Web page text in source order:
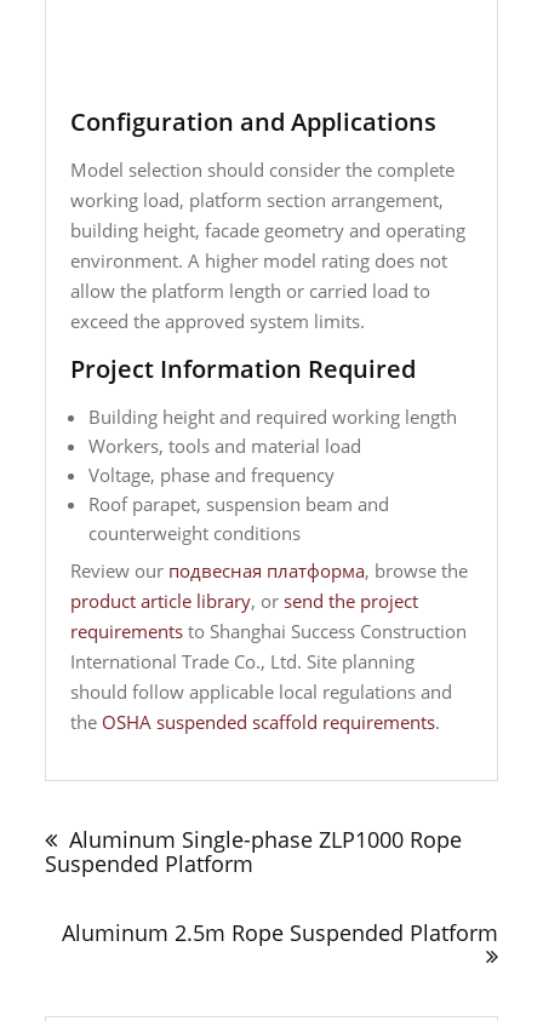
Configuration and Applications
Model selection should consider the complete
working load, platform section arrangement,
building height, facade geometry and operating
environment. A higher model rating does not
allow the platform length or carried load to
exceed the approved system limits.
Project Information Required
Building height and required working length
Workers, tools and material load
Voltage, phase and frequency
Roof parapet, suspension beam and
counterweight conditions
Review our подвесная платформа, browse the
product article library, orsend the project
requirements to Shanghai Success Construction
International Trade Co., Ltd. Site planning
should follow applicable local regulations and
the OSHA suspended scaffold requirements.
записям
Aluminum Single-phase ZLP1000 Rope
Suspended Platform
Aluminum 2.5m Rope Suspended Platform